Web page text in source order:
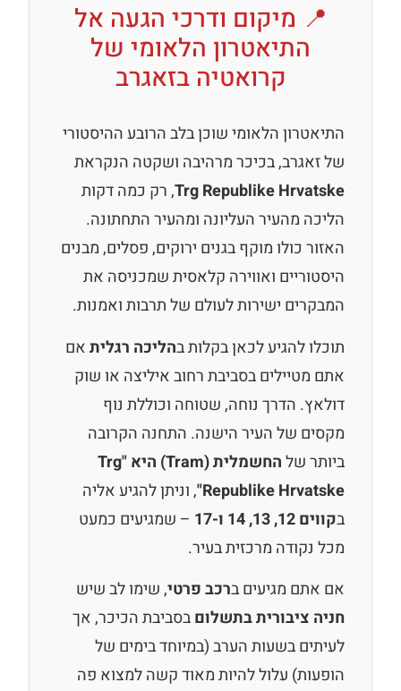
📍 מיקום ודרכי הגעה אל
התיאטרון הלאומי של
קרואטיה בזאגרב
התיאטרון הלאומי שוכן בלב הרובע ההיסטורי
של זאגרב, בכיכר מרהיבה ושקטה הנקראת
Trg Republike Hrvatske, רק כמה דקות
הליכה מהעיר העליונה ומהעיר התחתונה.
האזור כולו מוקף בגנים ירוקים, פסלים, מבנים
היסטוריים ואווירה קלאסית שמכניסה את
המבקרים ישירות לעולם של תרבות ואמנות.
תוכלו להגיע לכאן בקלות בהליכה רגליתאם
אתם מטיילים בסביבת רחוב איליצה או שוק
דולאץ. הדרך נוחה, שטוחה וכוללת נוף
מקסים של העיר הישנה. התחנה הקרובה
ביותר של
החשמלית (Tram) היא "Trg
Republike Hrvatske" , וניתן להגיע אליה
בקווים 12, 13, 14 ו-17
– שמגיעים כמעט
מכל נקודה מרכזית בעיר.
אם אתם מגיעים ברכב פרטי, שימו לב שיש
חניה ציבורית בתשלוםבסביבת הכיכר, אך
לעיתים בשעות הערב (במיוחד בימים של
הופעות) עלול להיות מאוד קשה למצוא פה